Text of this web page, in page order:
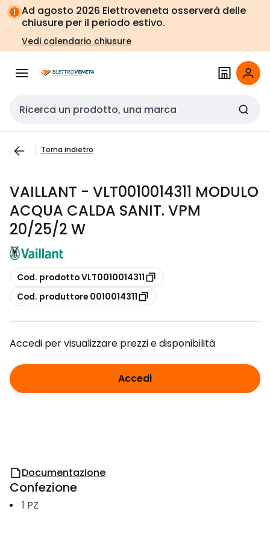
Vai alla
navigazione
Vai
alla
pagina
Ad agosto 2026 Elettroveneta osserverà delle
chiusure per il periodo estivo.
Vedi calendario chiusure
Cerca input
Torna indietro
VAILLANT - VLT0010014311 MODULO
ACQUA CALDA SANIT. VPM
20/25/2 W
copia
Cod. prodotto VLT0010014311
copia
Cod. produttore 0010014311
Accedi per visualizzare prezzi e disponibilità
Accedi
Documentazione
Confezione
1 PZ